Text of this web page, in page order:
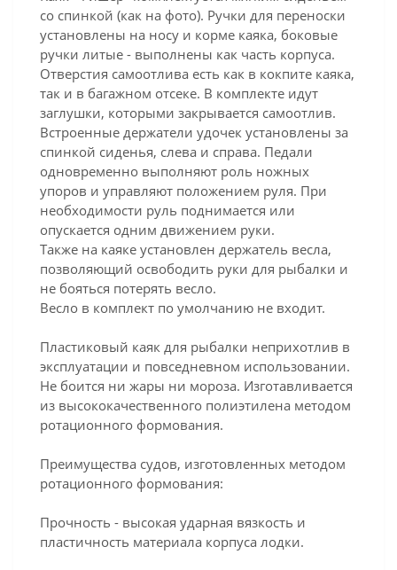
со спинкой (как на фото). Ручки для переноски
установлены на носу и корме каяка, боковые
ручки литые - выполнены как часть корпуса.
Отверстия самоотлива есть как в кокпите каяка,
так и в багажном отсеке. В комплекте идут
заглушки, которыми закрывается самоотлив.
Встроенные держатели удочек установлены за
спинкой сиденья, слева и справа. Педали
одновременно выполняют роль ножных
упоров и управляют положением руля. При
необходимости руль поднимается или
опускается одним движением руки.
Также на каяке установлен держатель весла,
позволяющий освободить руки для рыбалки и
не бояться потерять весло.
Весло в комплект по умолчанию не входит.
Пластиковый каяк для рыбалки неприхотлив в
эксплуатации и повседневном использовании.
Не боится ни жары ни мороза. Изготавливается
из высококачественного полиэтилена методом
ротационного формования.
Преимущества судов, изготовленных методом
ротационного формования:
Прочность - высокая ударная вязкость и
пластичность материала корпуса лодки.